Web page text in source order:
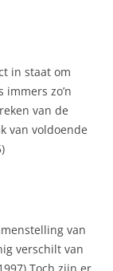
in staat om
zo’n
van de
van voldoende
van
verschilt van